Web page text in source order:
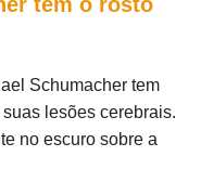
Schumacher tem
suas lesões cerebrais.
no escuro sobre a